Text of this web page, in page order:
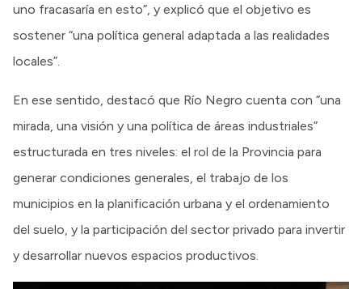
uno fracasaría en esto”, y explicó que el objetivo es
sostener “una política general adaptada a las realidades
locales”.
En ese sentido, destacó que Río Negro cuenta con “una
mirada, una visión y una política de áreas industriales”
estructurada en tres niveles: el rol de la Provincia para
generar condiciones generales, el trabajo de los
municipios en la planificación urbana y el ordenamiento
del suelo, y la participación del sector privado para invertir
y desarrollar nuevos espacios productivos.